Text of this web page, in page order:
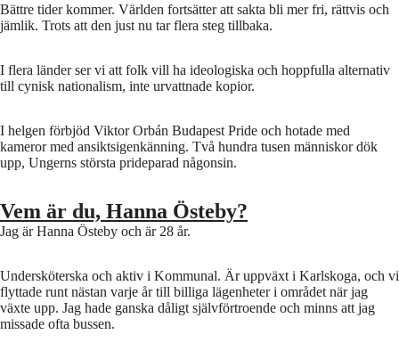
Bättre tider kommer. Världen fortsätter att sakta bli mer fri, rättvis och
jämlik. Trots att den just nu tar flera steg tillbaka.
I flera länder ser vi att folk vill ha ideologiska och hoppfulla alternativ
till cynisk nationalism, inte urvattnade kopior.
I helgen förbjöd Viktor Orbán Budapest Pride och hotade med
kameror med ansiktsigenkänning. Två hundra tusen människor dök
upp, Ungerns största prideparad någonsin.
Vem är du, Hanna Östeby?
Jag är Hanna Östeby och är 28 år.
Undersköterska och aktiv i Kommunal. Är uppväxt i Karlskoga, och vi
flyttade runt nästan varje år till billiga lägenheter i området när jag
växte upp. Jag hade ganska dåligt självförtroende och minns att jag
missade ofta bussen.